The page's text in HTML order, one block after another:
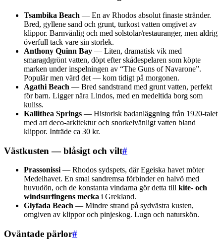
Tsambika Beach — En av Rhodos absolut finaste stränder.
Bred, gyllene sand och grunt, turkost vatten omgivet av
klippor. Barnvänlig och med solstolar/restauranger, men aldrig
överfull tack vare sin storlek.
Anthony Quinn Bay — Liten, dramatisk vik med
smaragdgrönt vatten, döpt efter skådespelaren som köpte
marken under inspelningen av “The Guns of Navarone”.
Populär men värd det — kom tidigt på morgonen.
Agathi Beach — Bred sandstrand med grunt vatten, perfekt
för barn. Ligger nära Lindos, med en medeltida borg som
kuliss.
Kallithea Springs — Historisk badanläggning från 1920-talet
med art deco-arkitektur och snorkelvänligt vatten bland
klippor. Inträde ca 30 kr.
Västkusten — blåsigt och vilt#
Prassonissi — Rhodos sydspets, där Egeiska havet möter
Medelhavet. En smal sandremsa förbinder en halvö med
huvudön, och de konstanta vindarna gör detta till kite- och
windsurfingens mecka i Grekland.
Glyfada Beach — Mindre strand på sydvästra kusten,
omgiven av klippor och pinjeskog. Lugn och naturskön.
Oväntade pärlor#